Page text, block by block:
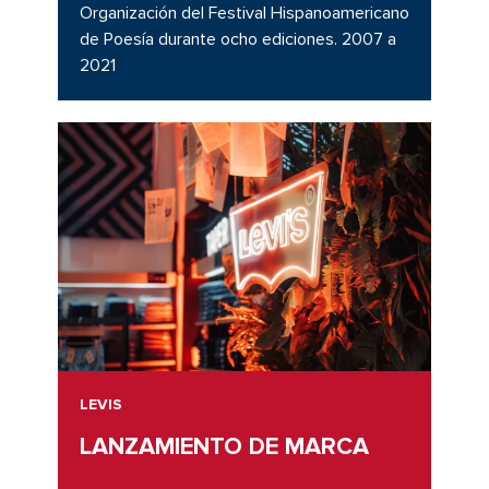
Organización del Festival Hispanoamericano
de Poesía durante ocho ediciones. 2007 a
2021
LEVIS
LANZAMIENTO DE MARCA